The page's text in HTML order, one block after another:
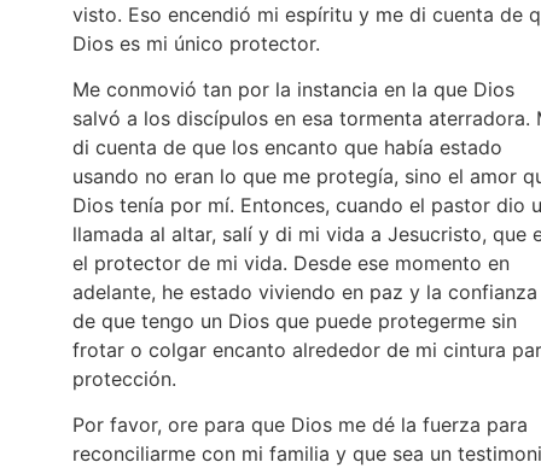
visto. Eso encendió mi espíritu y me di cuenta de
Dios es mi único protector.
Me conmovió tan por la instancia en la que Dios
salvó a los discípulos en esa tormenta aterradora.
di cuenta de que los encanto que había estado
usando no eran lo que me protegía, sino el amor
Dios tenía por mí. Entonces, cuando el pastor dio
llamada al altar, salí y di mi vida a Jesucristo, que
el protector de mi vida. Desde ese momento en
adelante, he estado viviendo en paz y la confianza
de que tengo un Dios que puede protegerme sin
frotar o colgar encanto alrededor de mi cintura
protección.
Por favor, ore para que Dios me dé la fuerza para
reconciliarme con mi familia y que sea un